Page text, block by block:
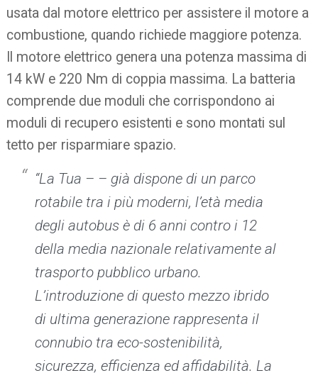
usata dal motore elettrico per assistere il motore a
combustione, quando richiede maggiore potenza.
Il motore elettrico genera una potenza massima di
14 kW e 220 Nm di coppia massima. La batteria
comprende due moduli che corrispondono ai
moduli di recupero esistenti e sono montati sul
tetto per risparmiare spazio.
“La Tua – – già dispone di un parco
rotabile tra i più moderni, l’età media
degli autobus è di 6 anni contro i 12
della media nazionale relativamente al
trasporto pubblico urbano.
L’introduzione di questo mezzo ibrido
di ultima generazione rappresenta il
connubio tra eco-sostenibilità,
sicurezza, efficienza ed affidabilità. La